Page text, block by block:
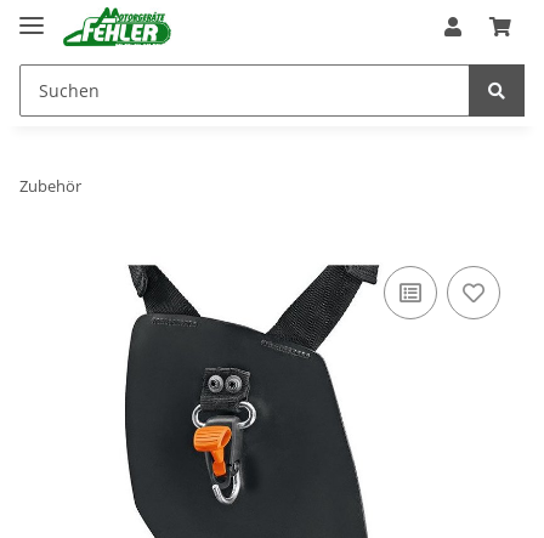
Zubehör